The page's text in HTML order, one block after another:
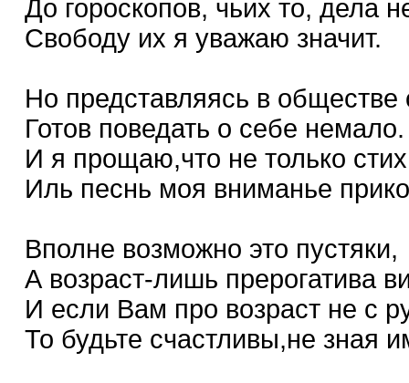
До гороскопов, чьих то, дела
Свободу их я уважаю значит.
Но представляясь в обществе
Готов поведать о себе немало.
И я прощаю,что не только стих
Иль песнь моя вниманье
Вполне возможно это пустяки,
А возраст-лишь прерогатива
И если Вам про возраст не с
То будьте счастливы,не зная